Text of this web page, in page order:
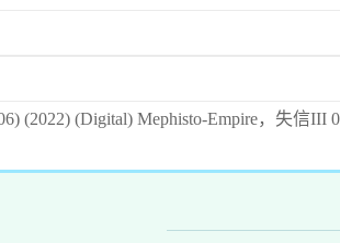
(2022) (Digital) Mephisto-Empire，失信